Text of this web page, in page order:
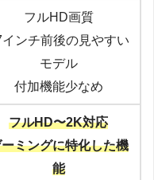
フルHD画質
インチ前後の見やすい
モデル
付加機能少なめ
フルHD〜2K対応
ミングに特化した機
能